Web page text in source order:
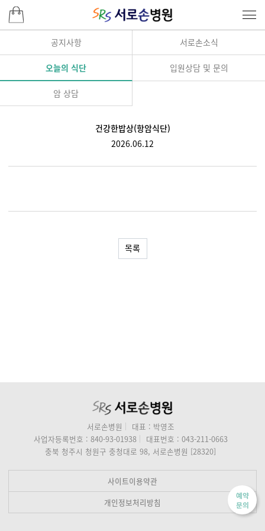
공지사항 서로손소식
오늘의 식단 입원상담 및 문의
암 상담
건강한밥상(항암식단)
2026.06.12
목록
예약
문의
서로손병원
대표 : 박영조
사업자등록번호 : 840-93-01938
대표번호 : 043-211-0663
충북 청주시 청원구 충청대로 98, 서로손병원 [28320]
사이트이용약관
개인정보처리방침